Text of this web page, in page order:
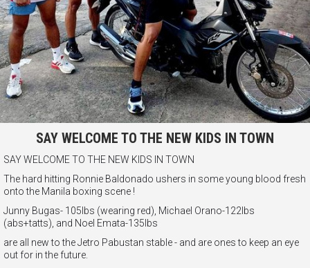
SAY WELCOME TO THE NEW KIDS IN TOWN
SAY WELCOME TO THE NEW KIDS IN TOWN
The hard hitting Ronnie Baldonado ushers in some young blood fresh
onto the Manila boxing scene !
Junny Bugas- 105lbs (wearing red), Michael Orano-122lbs
(abs+tatts), and Noel Emata-135lbs
are all new to the Jetro Pabustan stable - and are ones to keep an eye
out for in the future.